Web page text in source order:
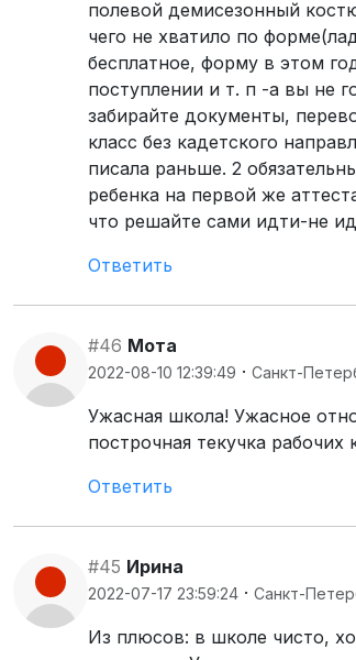
полевой демисезонный
чего не хватило по
бесплатное, форму в этом
поступлении и т. п -а вы не
забирайте документы,
класс без кадетского
писала раньше. 2
ребенка на первой же
что решайте сами идти-не
Ответить
#46 Мота
2022-08-10 12:39:49 · Санкт-
Ужасная школа! Ужасное
построчная текучка
Ответить
#45 Ирина
2022-07-17 23:59:24 · Санкт-
Из плюсов: в школе чисто,